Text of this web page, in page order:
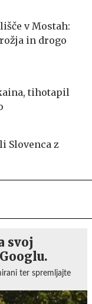
v Mostah:
in drogo
tihotapil
Slovenca z
svoj
ter spremljajte